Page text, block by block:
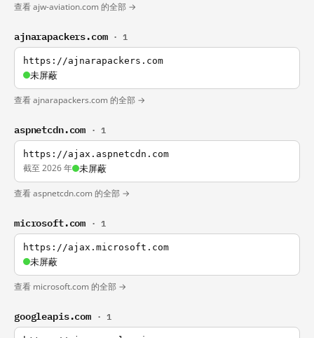
查看 ajw-aviation.com 的全部 →
ajnarapackers.com · 1
https://ajnarapackers.com
未屏蔽
查看 ajnarapackers.com 的全部 →
aspnetcdn.com · 1
https://ajax.aspnetcdn.com
截至 2026 年 未屏蔽
查看 aspnetcdn.com 的全部 →
microsoft.com · 1
https://ajax.microsoft.com
未屏蔽
查看 microsoft.com 的全部 →
googleapis.com · 1